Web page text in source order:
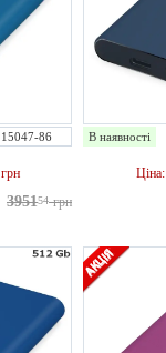
15047-86
грн
395154 грн
В наявності
Ціна: